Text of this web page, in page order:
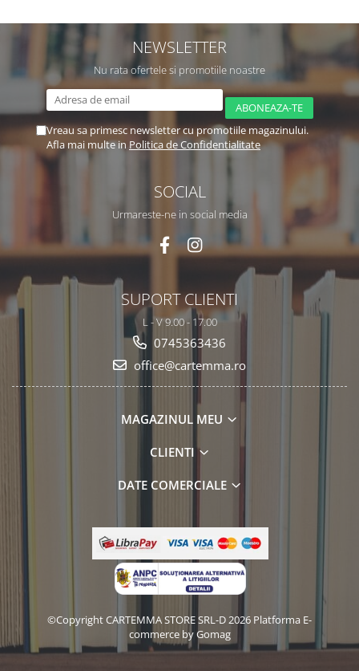
NEWSLETTER
Nu rata ofertele si promotiile noastre
Vreau sa primesc newsletter cu promotiile magazinului.
Afla mai multe in Politica de Confidentialitate
SOCIAL
Urmareste-ne in social media
SUPORT CLIENTI
L - V 9.00 - 17.00
0745363436
office@cartemma.ro
MAGAZINUL MEU
CLIENTI
DATE COMERCIALE
©Copyright CARTEMMA STORE SRL-D 2026 Platforma E-
commerce by Gomag